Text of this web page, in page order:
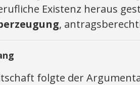
Existenz heraus
,
folgte der